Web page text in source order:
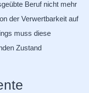
Beruf nicht mehr
der Verwertbarkeit auf
muss diese
Zustand